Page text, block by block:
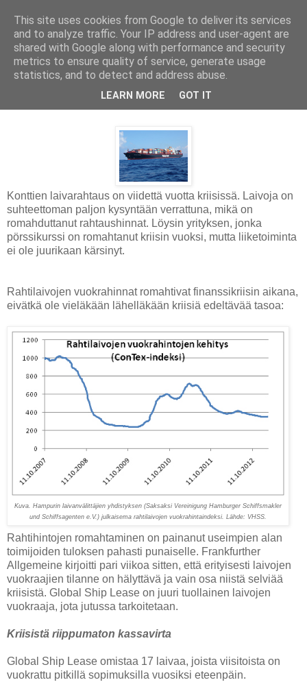
Konttien rahtauksella tuottoa
Konttien laivarahtaus on viidettä vuotta kriisissä. Laivoja on
suhteettoman paljon kysyntään verrattuna, mikä on
romahduttanut rahtaushinnat. Löysin yrityksen, jonka
pörssikurssi on romahtanut kriisin vuoksi, mutta liiketoiminta
ei ole juurikaan kärsinyt.
Rahtilaivojen vuokrahinnat romahtivat finanssikriisin aikana,
eivätkä ole vieläkään lähelläkään kriisiä edeltävää tasoa:
Kuva. Hampurin laivanvälittäjien yhdistyksen (Saksaksi Vereinigung Hamburger Schiffsmakler
und Schiffsagenten e.V.) julkaisema rahtilaivojen vuokrahintaindeksi. Lähde: VHSS.
Rahtihintojen romahtaminen on painanut useimpien alan
toimijoiden tuloksen pahasti punaiselle. Frankfurther
Allgemeine kirjoitti pari viikoa sitten, että erityisesti laivojen
vuokraajien tilanne on hälyttävä ja vain osa niistä selviää
kriisistä. Global Ship Lease on juuri tuollainen laivojen
vuokraaja, jota jutussa tarkoitetaan.
Kriisistä riippumaton kassavirta
Global Ship Lease omistaa 17 laivaa, joista viisitoista on
vuokrattu pitkillä sopimuksilla vuosiksi eteenpäin.
This site uses cookies from Google to deliver its services
and to analyze traffic. Your IP address and user-agent are
shared with Google along with performance and security
metrics to ensure quality of service, generate usage
statistics, and to detect and address abuse.
LEARN MORE GOT IT